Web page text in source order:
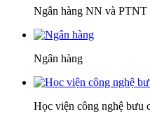
Ngân hàng NN và PTNT
Ngân hàng
Học viện công nghệ bưu